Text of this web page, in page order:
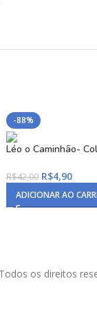
-88%
Léo o Caminhão-
R$42,00 R$4,90
ADICIONAR AO
os direitos